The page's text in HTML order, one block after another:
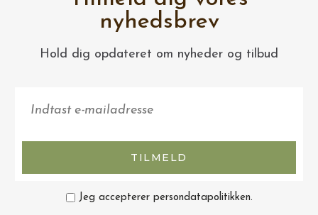
nyhedsbrev
Hold dig opdateret om nyheder og tilbud
TILMELD
Jeg accepterer persondatapolitikken.